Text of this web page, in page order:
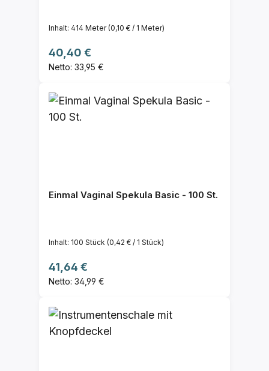
Inhalt: 414 Meter(0,10 € / 1 Meter)
Regulärer Preis:
40,40 €
Netto: 33,95 €
Einmal Vaginal Spekula Basic - 100 St.
Inhalt: 100 Stück (0,42 € / 1 Stück)
Regulärer Preis:
41,64 €
Netto: 34,99 €